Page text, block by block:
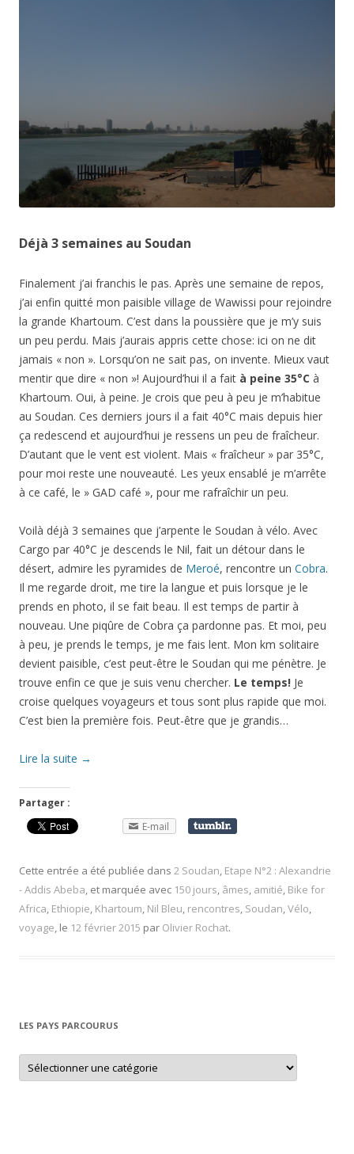
Déjà 3 semaines au Soudan
Finalement j’ai franchis le pas. Après une semaine de repos,
j’ai enfin quitté mon paisible village de Wawissi pour rejoindre
la grande Khartoum. C’est dans la poussière que je m’y suis
un peu perdu. Mais j’aurais appris cette chose: ici on ne dit
jamais « non ». Lorsqu’on ne sait pas, on invente. Mieux vaut
mentir que dire « non »! Aujourd’hui il a fait à peine 35°C à
Khartoum. Oui, à peine. Je crois que peu à peu je m’habitue
au Soudan. Ces derniers jours il a fait 40°C mais depuis hier
ça redescend et aujourd’hui je ressens un peu de fraîcheur.
D’autant que le vent est violent. Mais « fraîcheur » par 35°C,
pour moi reste une nouveauté. Les yeux ensablé je m’arrête
à ce café, le » GAD café », pour me rafraîchir un peu.
Voilà déjà 3 semaines que j’arpente le Soudan à vélo. Avec
Cargo par 40°C je descends le Nil, fait un détour dans le
désert, admire les pyramides de Meroé, rencontre un Cobra.
Il me regarde droit, me tire la langue et puis lorsque je le
prends en photo, il se fait beau. Il est temps de partir à
nouveau. Une piqûre de Cobra ça pardonne pas. Et moi, peu
à peu, je prends le temps, je me fais lent. Mon km solitaire
devient paisible, c’est peut-être le Soudan qui me pénètre. Je
trouve enfin ce que je suis venu chercher. Le temps! Je
croise quelques voyageurs et tous sont plus rapide que moi.
C’est bien la première fois. Peut-être que je grandis…
Lire la suite →
Partager :
E-mail
Cette entrée a été publiée dans 2 Soudan, Etape N°2 : Alexandrie
- Addis Abeba, et marquée avec 150 jours, âmes, amitié, Bike for
Africa, Ethiopie, Khartoum, Nil Bleu, rencontres, Soudan,Vélo,
voyage, le 12 février 2015 par Olivier Rochat.
LES PAYS PARCOURUS
L
s